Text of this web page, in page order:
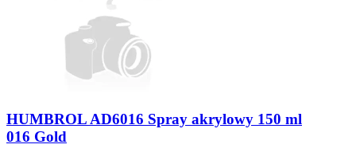
HUMBROL AD6016 Spray akrylowy 150 ml
016 Gold